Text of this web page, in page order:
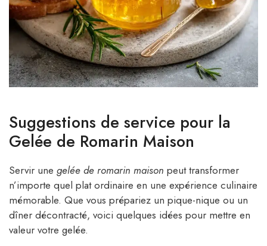
Suggestions de service pour la
Gelée de Romarin Maison
Servir une gelée de romarin maison peut transformer
n’importe quel plat ordinaire en une expérience culinaire
mémorable. Que vous prépariez un pique-nique ou un
dîner décontracté, voici quelques idées pour mettre en
valeur votre gelée.